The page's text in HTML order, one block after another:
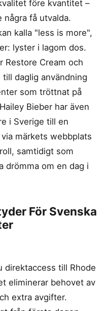
före kvantitet –
några få utvalda.
kalla "less is more",
lyster i lagom dos.
Restore Cream och
daglig användning
som tröttnat på
Bieber har även
i Sverige till en
märkets webbplats
samtidigt som
drömma om en dag i
För Svenska
direktaccess till Rhode
eliminerar behovet av
extra avgifter.